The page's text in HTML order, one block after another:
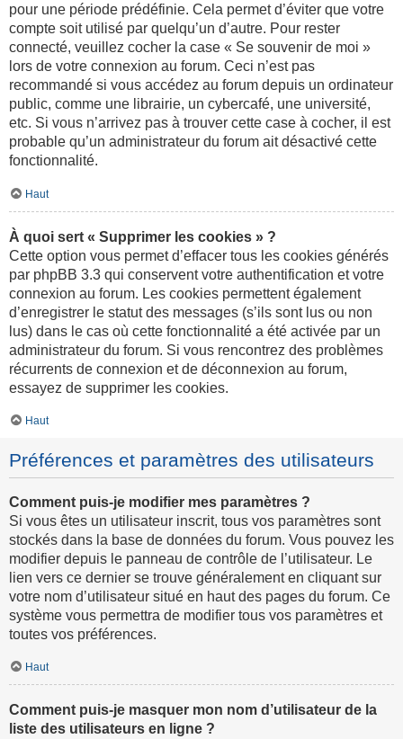
pour une période prédéfinie. Cela permet d’éviter que votre
compte soit utilisé par quelqu’un d’autre. Pour rester
connecté, veuillez cocher la case « Se souvenir de moi »
lors de votre connexion au forum. Ceci n’est pas
recommandé si vous accédez au forum depuis un ordinateur
public, comme une librairie, un cybercafé, une université,
etc. Si vous n’arrivez pas à trouver cette case à cocher, il est
probable qu’un administrateur du forum ait désactivé cette
fonctionnalité.
Haut
À quoi sert « Supprimer les cookies » ?
Cette option vous permet d’effacer tous les cookies générés
par phpBB 3.3 qui conservent votre authentification et votre
connexion au forum. Les cookies permettent également
d’enregistrer le statut des messages (s’ils sont lus ou non
lus) dans le cas où cette fonctionnalité a été activée par un
administrateur du forum. Si vous rencontrez des problèmes
récurrents de connexion et de déconnexion au forum,
essayez de supprimer les cookies.
Haut
Préférences et paramètres des utilisateurs
Comment puis-je modifier mes paramètres ?
Si vous êtes un utilisateur inscrit, tous vos paramètres sont
stockés dans la base de données du forum. Vous pouvez les
modifier depuis le panneau de contrôle de l’utilisateur. Le
lien vers ce dernier se trouve généralement en cliquant sur
votre nom d’utilisateur situé en haut des pages du forum. Ce
système vous permettra de modifier tous vos paramètres et
toutes vos préférences.
Haut
Comment puis-je masquer mon nom d’utilisateur de la
liste des utilisateurs en ligne ?